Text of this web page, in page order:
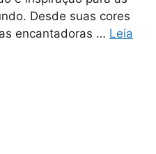
Desde suas cores
encantadoras … Leia